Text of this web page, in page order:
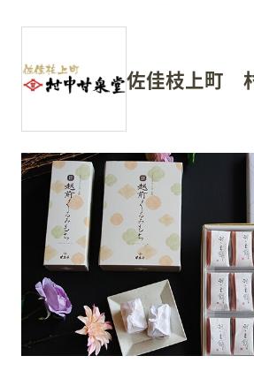
イベント
アクセス・パーキング
施設からのお知らせ
スタッフ募集
会員案内
周辺観光
佐佳枝上町